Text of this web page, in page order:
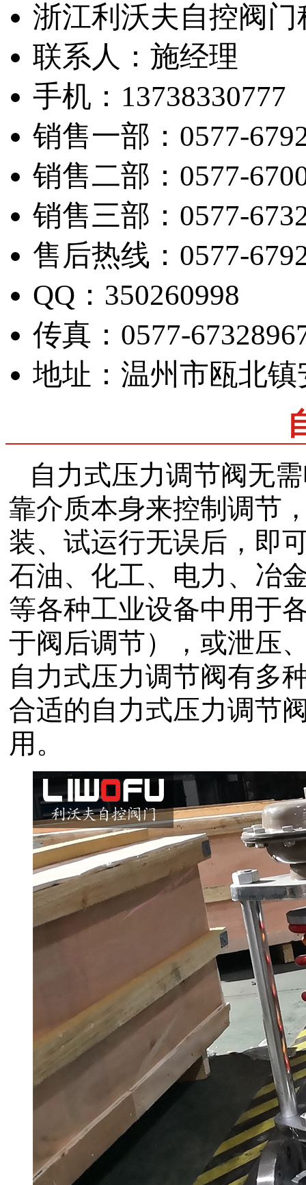
浙江利沃夫自控阀
联系人：施经理
手机：13738330777
销售一部：0577-
销售二部：0577-
销售三部：0577-
售后热线：0577-
QQ：350260998
传真：0577-
地址：温州市瓯北
自力式压力调节阀无
靠介质本身来控制调节
装、试运行无误后，即
石油、化工、电力、冶
等各种工业设备中用于
于阀后调节），或泄压
自力式压力调节阀有多
合适的自力式压力调节
用。